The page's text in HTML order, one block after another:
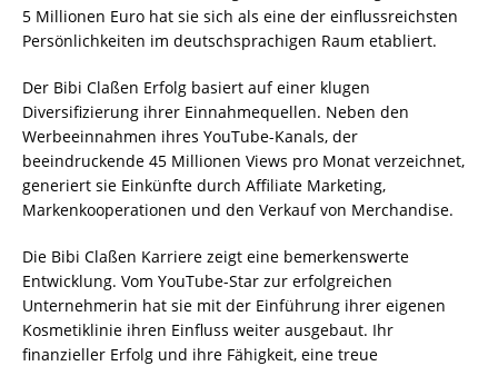
5 Millionen Euro hat sie sich als eine der einflussreichsten
Persönlichkeiten im deutschsprachigen Raum etabliert.
Der Bibi Claßen Erfolg basiert auf einer klugen
Diversifizierung ihrer Einnahmequellen. Neben den
Werbeeinnahmen ihres YouTube-Kanals, der
beeindruckende 45 Millionen Views pro Monat verzeichnet,
generiert sie Einkünfte durch Affiliate Marketing,
Markenkooperationen und den Verkauf von Merchandise.
Die Bibi Claßen Karriere zeigt eine bemerkenswerte
Entwicklung. Vom YouTube-Star zur erfolgreichen
Unternehmerin hat sie mit der Einführung ihrer eigenen
Kosmetiklinie ihren Einfluss weiter ausgebaut. Ihr
finanzieller Erfolg und ihre Fähigkeit, eine treue